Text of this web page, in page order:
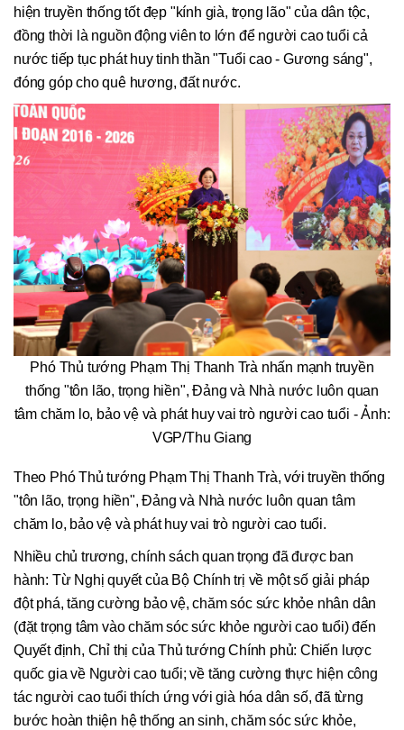
hiện truyền thống tốt đẹp "kính già, trọng lão" của dân tộc,
đồng thời là nguồn động viên to lớn để người cao tuổi cả
nước tiếp tục phát huy tinh thần "Tuổi cao - Gương sáng",
đóng góp cho quê hương, đất nước.
Phó Thủ tướng Phạm Thị Thanh Trà nhấn mạnh truyền
thống "tôn lão, trọng hiền", Đảng và Nhà nước luôn quan
tâm chăm lo, bảo vệ và phát huy vai trò người cao tuổi - Ảnh:
VGP/Thu Giang
Theo Phó Thủ tướng Phạm Thị Thanh Trà, với truyền thống
"tôn lão, trọng hiền", Đảng và Nhà nước luôn quan tâm
chăm lo, bảo vệ và phát huy vai trò người cao tuổi.
Nhiều chủ trương, chính sách quan trọng đã được ban
hành: Từ Nghị quyết của Bộ Chính trị về một số giải pháp
đột phá, tăng cường bảo vệ, chăm sóc sức khỏe nhân dân
(đặt trọng tâm vào chăm sóc sức khỏe người cao tuổi) đến
Quyết định, Chỉ thị của Thủ tướng Chính phủ: Chiến lược
quốc gia về Người cao tuổi; về tăng cường thực hiện công
tác người cao tuổi thích ứng với già hóa dân số, đã từng
bước hoàn thiện hệ thống an sinh, chăm sóc sức khỏe,